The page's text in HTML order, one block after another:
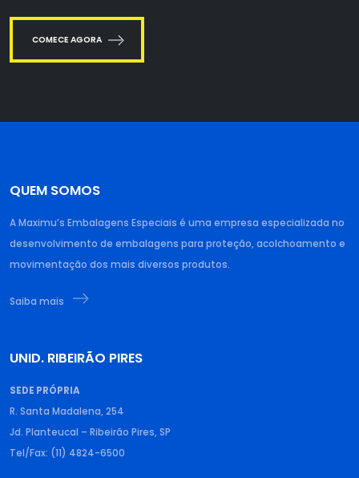
COMECE AGORA
QUEM SOMOS
A Maximu’s Embalagens Especiais é uma empresa especializada no
desenvolvimento de embalagens para proteção, acolchoamento e
movimentação dos mais diversos produtos.
Saiba mais
UNID. RIBEIRÃO PIRES
SEDE PRÓPRIA
R. Santa Madalena, 254
Jd. Planteucal – Ribeirão Pires, SP
Tel/Fax: (11) 4824-6500